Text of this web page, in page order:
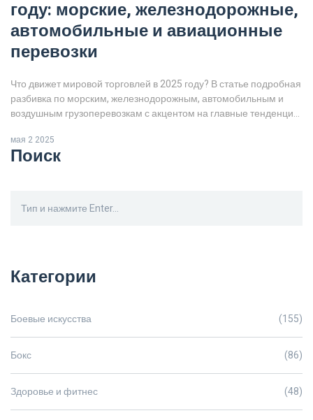
году: морские, железнодорожные,
автомобильные и авиационные
перевозки
Что движет мировой торговлей в 2025 году? В статье подробная
разбивка по морским, железнодорожным, автомобильным и
воздушным грузоперевозкам с акцентом на главные тенденции,
какой транспорт всё-таки впереди и почему. Множество
практических советов и интересных фактов для малых, средних
мая 2 2025
Поиск
Категории
Боевые искусства (155)
Бокс (86)
Здоровье и фитнес (48)